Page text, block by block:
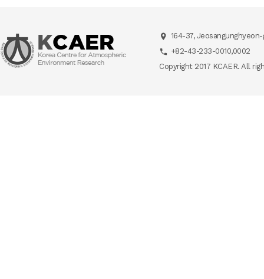
164-37,
+82-43-233-0010,0002
Copyright 2017 KCAER. All